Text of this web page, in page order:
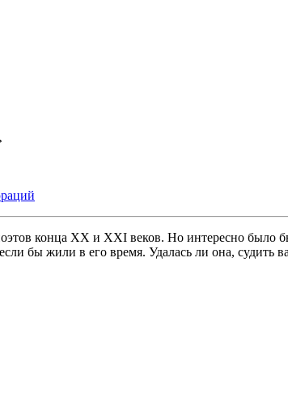
конца ХХ и ХХI веков. Но интересно
бы жили в его время. Удалась ли она, судить